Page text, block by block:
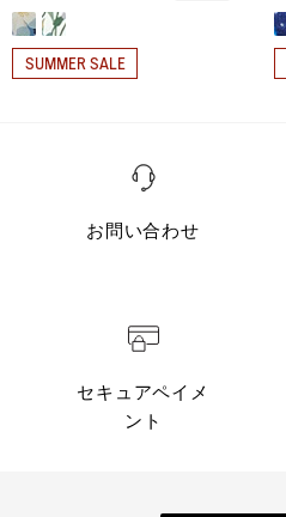
SUMMER SALE
お問い合わせ
セキュアペイメ
ント